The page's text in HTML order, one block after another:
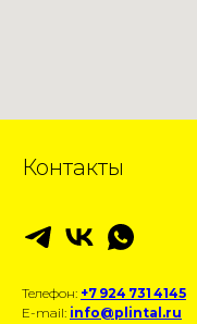
Контакты
Телефон: +7 924 731 4145
E-mail: info@plintal.ru